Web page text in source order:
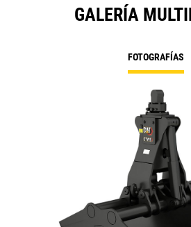
GALERÍA
FOTOGRAFÍAS